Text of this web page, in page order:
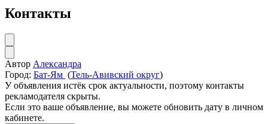
Контакты
Автор Александра
Город: Бат-Ям (Тель-Авивский округ)
У объявления истёк срок актуальности, поэтому контакты
рекламодателя скрыты.
Если это ваше объявление, вы можете обновить дату в личном
кабинете.